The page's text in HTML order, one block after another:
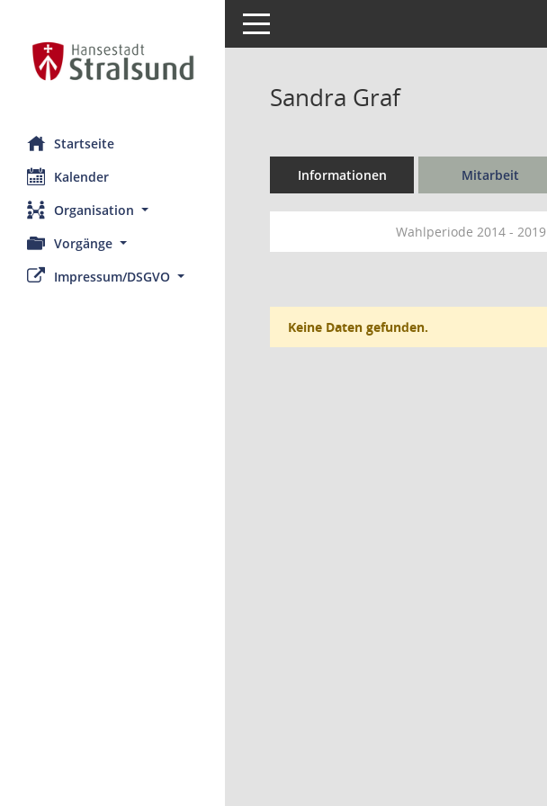
Startseite
Kalender
Organisation
Vorgänge
Impressum/DSGVO
Toggle navigation
Sandra Graf
Informationen Mitarbeit
Wahlperiode 2014 - 2019
Keine Daten gefunden.